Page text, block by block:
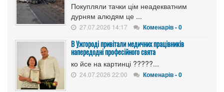
Покупляли тачки цім неадекватним
дурням алюдям це ...
27.07.2026 14:17 Коменарів - 0
В Ужгороді привітали медичних працівників
напередодні професійного свята
ко йсе на картинці ?????...
24.07.2026 22:00 Коменарів - 0